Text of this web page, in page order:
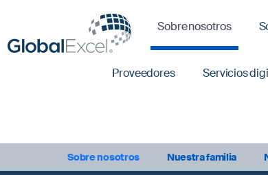
Sobre nosotros
Sobre nosotros Nuestra familia
Proveedores Servicios